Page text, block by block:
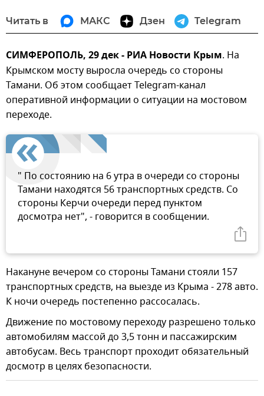
Читать в МАКС Дзен Telegram
СИМФЕРОПОЛЬ, 29 дек - РИА Новости Крым. На
Крымском мосту выросла очередь со стороны
Тамани. Об этом сообщает Telegram-канал
оперативной информации о ситуации на мостовом
переходе.
" По состоянию на 6 утра в очереди со стороны
Тамани находятся 56 транспортных средств. Со
стороны Керчи очереди перед пунктом
досмотра нет", - говорится в сообщении.
Накануне вечером со стороны Тамани стояли 157
транспортных средств, на выезде из Крыма - 278 авто.
К ночи очередь постепенно рассосалась.
Движение по мостовому переходу разрешено только
автомобилям массой до 3,5 тонн и пассажирским
автобусам. Весь транспорт проходит обязательный
досмотр в целях безопасности.